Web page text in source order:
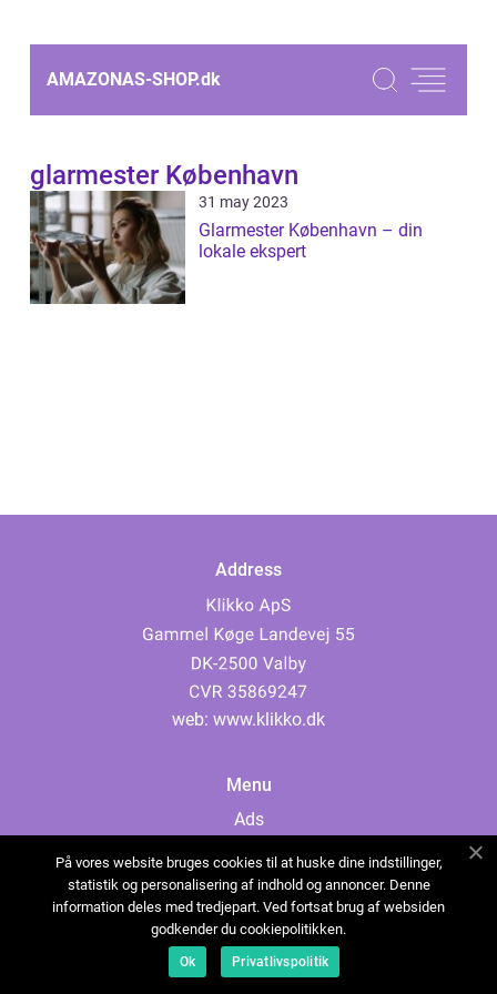
AMAZONAS-SHOP.dk
glarmester København
31 may 2023
Glarmester København – din
lokale ekspert
Address
web: www.klikko.dk
Menu
Ads
Cookies
Contact
Sitemap
På vores website bruges cookies til at huske dine indstillinger,
statistik og personalisering af indhold og annoncer. Denne
information deles med tredjepart. Ved fortsat brug af websiden
godkender du cookiepolitikken.
Ok Privatlivspolitik